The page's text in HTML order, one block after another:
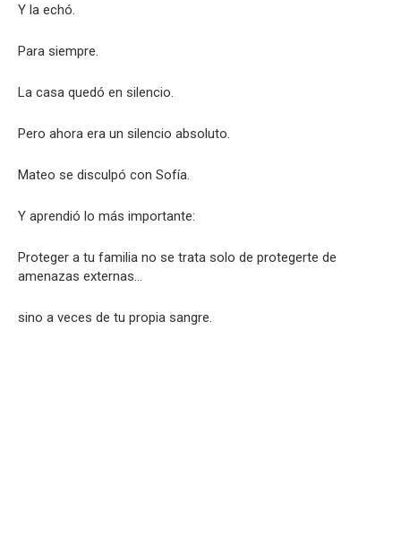
Y la echó.
Para siempre.
La casa quedó en silencio.
Pero ahora era un silencio absoluto.
Mateo se disculpó con Sofía.
Y aprendió lo más importante:
Proteger a tu familia no se trata solo de protegerte de
amenazas externas…
sino a veces de tu propia sangre.